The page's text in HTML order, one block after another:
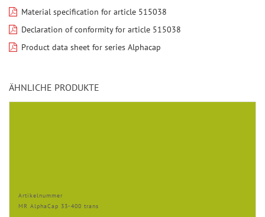
Material specification for article 515038
Declaration of conformity for article 515038
Product data sheet for series Alphacap
ÄHNLICHE PRODUKTE
Artikelnummer
MR AlphaCap 33-400 trans